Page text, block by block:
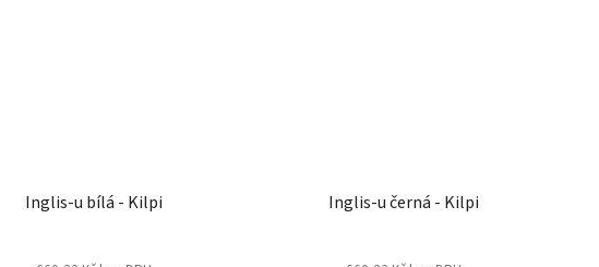
Inglis-u bílá - Kilpi Inglis-u černá - Kilpi